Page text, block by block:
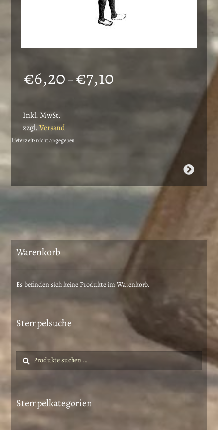
€6,20–€7,10
Inkl. MwSt.
zzgl.Versand
Lieferzeit: nicht angegeben
weist
auf.
Die
Optionen
können
auf
werden
Warenkorb
Es befinden sich keine Produkte im Warenkorb.
Stempelsuche
Suche
nach:
Suchen
Stempelkategorien